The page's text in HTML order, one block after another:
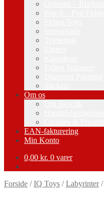
Om os
EAN-fakturering
Min Konto
0,00 kr. 0 varer
Forside /IQ Toys /Labyrinter/
-33%